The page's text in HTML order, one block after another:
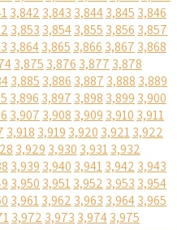
3,842 3,843 3,8443,845 3,846
3,853 3,8543,855 3,856 3,857
3,8643,865 3,866 3,867 3,868
3,875 3,876 3,877 3,878
3,885 3,886 3,887 3,888 3,889
3,896 3,897 3,898 3,899 3,900
3,907 3,908 3,909 3,910 3,911
3,918 3,919 3,920 3,9213,922
3,929 3,930 3,9313,932
3,939 3,940 3,9413,942 3,943
3,950 3,9513,952 3,953 3,954
3,9613,962 3,963 3,9643,965
3,972 3,973 3,9743,975